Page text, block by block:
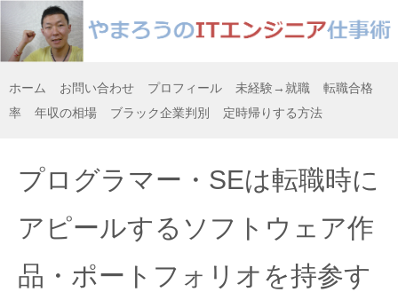
ホーム お問い合わせ プロフィール 未経験→就職
転職合格
率
年収の相場 ブラック企業判別 定時帰りする方法
プログラマー・SEは転職時に
アピールするソフトウェア作
品・ポートフォリオを持参す